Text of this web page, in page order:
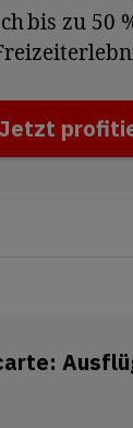
bis zu 50
Jetzt